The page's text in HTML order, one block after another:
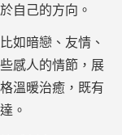
自己的方向。
如暗戀、友情、
感人的情節，展
溫暖治癒，既有
。